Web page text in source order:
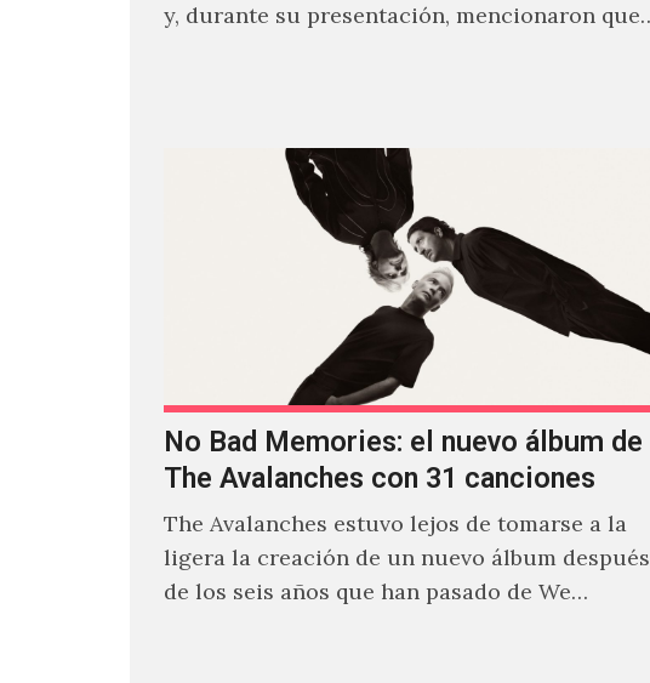
y, durante su presentación, mencionaron que
No Bad Memories: el nuevo álbum de
The Avalanches con 31 canciones
The Avalanches estuvo lejos de tomarse a la
ligera la creación de un nuevo álbum después
de los seis años que han pasado de We…